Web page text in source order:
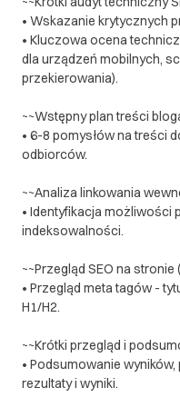
• Wskazanie krytycznych
• Kluczowa ocena
dla urządzeń mobilnych,
przekierowania).
~~Wstępny plan treści
• 6-8 pomysłów na treści
odbiorców.
~~Analiza linkowania
• Identyfikacja możliwości
indeksowalności.
~~Przegląd SEO na stronie
• Przegląd meta tagów -
H1/H2.
~~Krótki przegląd i
• Podsumowanie
rezultaty i wyniki.